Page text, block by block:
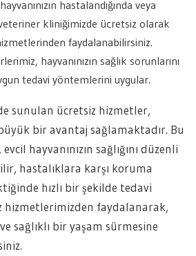
hastalandığında veya
veteriner kliniğimizde ücretsiz olarak
faydalanabilirsiniz.
hayvanınızın sağlık sorunlarını
tedavi yöntemlerini uygular.
sunulan ücretsiz hizmetler,
bir avantaj sağlamaktadır. Bu
hayvanınızın sağlığını düzenli
hastalıklara karşı koruma
hızlı bir şekilde tedavi
hizmetlerimizden faydalanarak,
sağlıklı bir yaşam sürmesine